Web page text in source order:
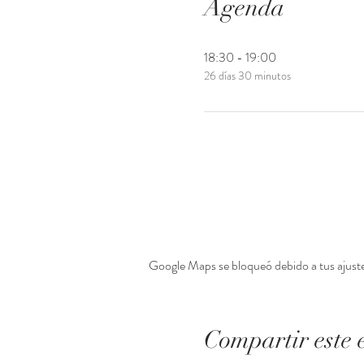
Agenda
18:30 - 19:00
26 días 30 minutos
Google Maps se bloqueó debido a tus
Compartir este